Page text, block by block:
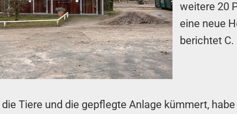
weitere 20
eine neue
berichtet
Tiere und die gepflegte Anlage kümmert,